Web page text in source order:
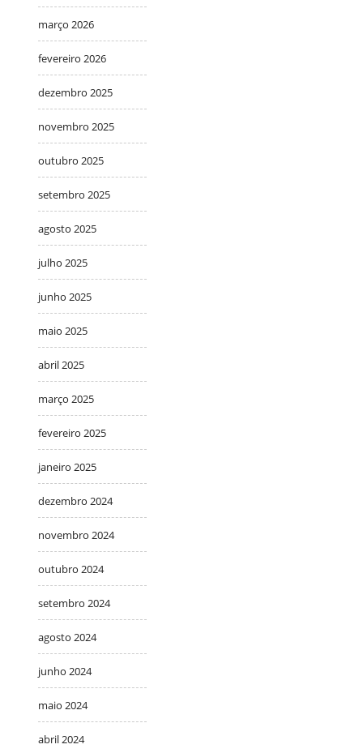
março 2026
fevereiro 2026
dezembro 2025
novembro 2025
outubro 2025
setembro 2025
agosto 2025
julho 2025
junho 2025
maio 2025
abril 2025
março 2025
fevereiro 2025
janeiro 2025
dezembro 2024
novembro 2024
outubro 2024
setembro 2024
agosto 2024
junho 2024
maio 2024
abril 2024